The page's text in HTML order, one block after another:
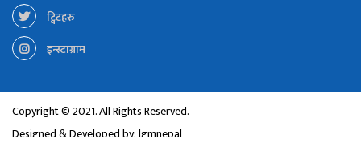
ट्विटहरु
इन्स्टाग्राम
Copyright © 2021. All Rights Reserved.
Designed & Developed by:lgmnepal